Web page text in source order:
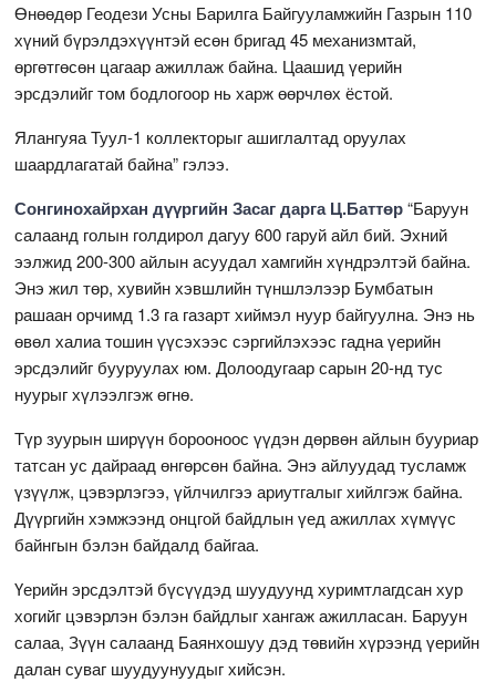
Өнөөдөр Геодези Усны Барилга Байгууламжийн Газрын 110
хүний бүрэлдэхүүнтэй есөн бригад 45 механизмтай,
өргөтгөсөн цагаар ажиллаж байна. Цаашид үерийн
эрсдэлийг том бодлогоор нь харж өөрчлөх ёстой.
Ялангуяа Туул-1 коллекторыг ашиглалтад оруулах
шаардлагатай байна” гэлээ.
Сонгинохайрхан дүүргийн Засаг дарга Ц.Баттөр“Баруун
салаанд голын голдирол дагуу 600 гаруй айл бий. Эхний
ээлжид 200-300 айлын асуудал хамгийн хүндрэлтэй байна.
Энэ жил төр, хувийн хэвшлийн түншлэлээр Бумбатын
рашаан орчимд 1.3 га газарт хиймэл нуур байгуулна. Энэ нь
өвөл халиа тошин үүсэхээс сэргийлэхээс гадна үерийн
эрсдэлийг бууруулах юм. Долоодугаар сарын 20-нд тус
нуурыг хүлээлгэж өгнө.
Түр зуурын ширүүн борооноос үүдэн дөрвөн айлын бууриар
татсан ус дайраад өнгөрсөн байна. Энэ айлуудад тусламж
үзүүлж, цэвэрлэгээ, үйлчилгээ ариутгалыг хийлгэж байна.
Дүүргийн хэмжээнд онцгой байдлын үед ажиллах хүмүүс
байнгын бэлэн байдалд байгаа.
Үерийн эрсдэлтэй бүсүүдэд шуудуунд хуримтлагдсан хур
хогийг цэвэрлэн бэлэн байдлыг хангаж ажилласан. Баруун
салаа, Зүүн салаанд Баянхошуу дэд төвийн хүрээнд үерийн
далан суваг шуудуунуудыг хийсэн.